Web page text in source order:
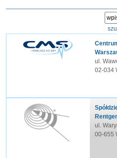
ul.
02-034
ul.
00-655